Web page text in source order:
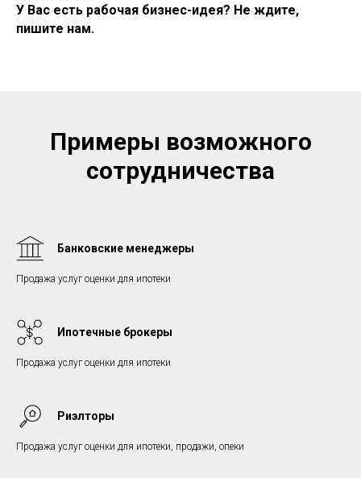
У Вас есть рабочая бизнес-идея? Не ждите,
пишите нам.
Примеры возможного
сотрудничества
Банковские менеджеры
Продажа услуг оценки для ипотеки
Ипотечные брокеры
Продажа услуг оценки для ипотеки
Риэлторы
Продажа услуг оценки для ипотеки, продажи, опеки